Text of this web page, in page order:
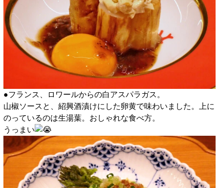
●フランス、ロワールからの白アスパラガス。
山椒ソースと、紹興酒漬けにした卵黄で味わいました。上に
のっているのは生湯葉。おしゃれな食べ方。
うっまい